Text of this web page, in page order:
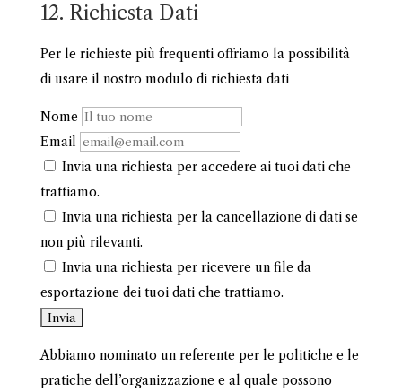
12. Richiesta Dati
Per le richieste più frequenti offriamo la possibilità
di usare il nostro modulo di richiesta dati
Nome
Email
Invia una richiesta per accedere ai tuoi dati che
trattiamo.
Invia una richiesta per la cancellazione di dati se
non più rilevanti.
Invia una richiesta per ricevere un file da
esportazione dei tuoi dati che trattiamo.
Abbiamo nominato un referente per le politiche e le
pratiche dell’organizzazione e al quale possono